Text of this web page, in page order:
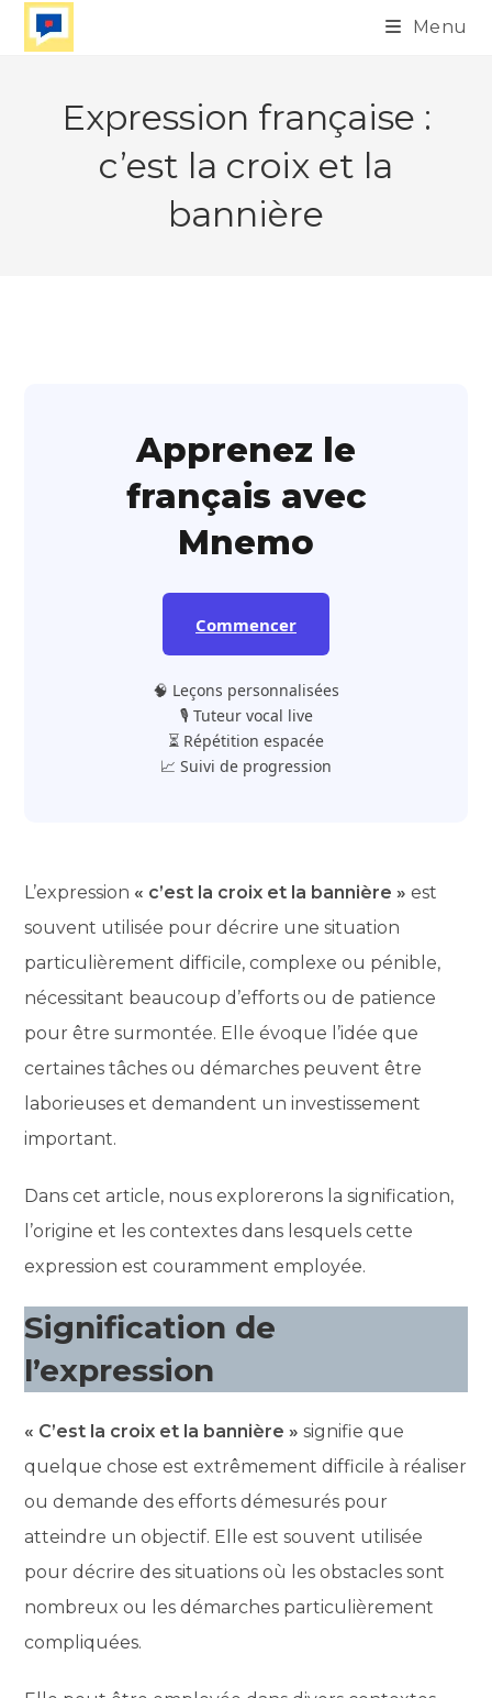
Skip
Menu
Expression française :
c’est la croix et la
bannière
Apprenez le
français avec
Mnemo
Commencer
🧠 Leçons personnalisées
🎙️ Tuteur vocal live
⏳ Répétition espacée
📈 Suivi de progression
L’expression « c’est la croix et la bannière » est
souvent utilisée pour décrire une situation
particulièrement difficile, complexe ou pénible,
nécessitant beaucoup d’efforts ou de patience
pour être surmontée. Elle évoque l’idée que
certaines tâches ou démarches peuvent être
laborieuses et demandent un investissement
important.
Dans cet article, nous explorerons la signification,
l’origine et les contextes dans lesquels cette
expression est couramment employée.
Signification de
l’expression
« C’est la croix et la bannière » signifie que
quelque chose est extrêmement difficile à réaliser
ou demande des efforts démesurés pour
atteindre un objectif. Elle est souvent utilisée
pour décrire des situations où les obstacles sont
nombreux ou les démarches particulièrement
compliquées.